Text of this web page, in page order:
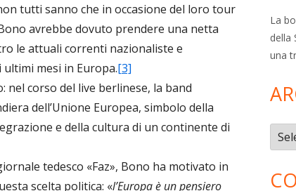
tutti sanno che in occasione del loro tour
avrebbe dovuto prendere una netta
le attuali correnti nazionaliste e
mesi in Europa.[3]
nel corso del live berlinese, la band
dell’Unione Europea, simbolo della
e della cultura di un continente di
tedesco «Faz», Bono ha motivato in
scelta politica: «l’Europa è un pensiero
La
della
una